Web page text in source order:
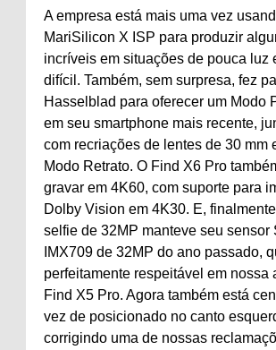
A empresa está mais uma vez
MariSilicon X ISP para produzir
incríveis em situações de pouca luz
difícil. Também, sem surpresa, fez
Hasselblad para oferecer um Modo
em seu smartphone mais recente,
com recriações de lentes de 30 mm
Modo Retrato. O Find X6 Pro
gravar em 4K60, com suporte para
Dolby Vision em 4K30. E,
selfie de 32MP manteve seu sensor
IMX709 de 32MP do ano passado,
perfeitamente respeitável em nossa
Find X5 Pro. Agora também está
vez de posicionado no canto
corrigindo uma de nossas